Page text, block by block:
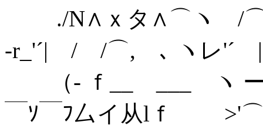
./N∧ｘタ∧⌒ヽ /⌒
‐r_'´| / /⌒,ゝ､ ヽレ'´
（‐ ｆ__ ___ ヽ ー
￣ｿ￣ﾌ厶イ从lｆ >'⌒